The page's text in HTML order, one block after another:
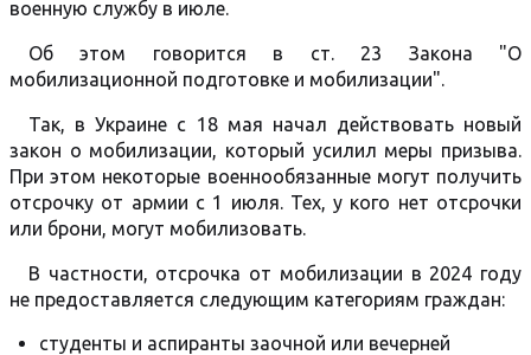
военную службу в июле.
Об этом говорится в ст. 23 Закона "О
мобилизационной подготовке и мобилизации".
Так, в Украине с 18 мая начал действовать новый
закон о мобилизации, который усилил меры призыва.
При этом некоторые военнообязанные могут получить
отсрочку от армии с 1 июля. Тех, у кого нет отсрочки
или брони, могут мобилизовать.
В частности, отсрочка от мобилизации в 2024 году
не предоставляется следующим категориям граждан:
студенты и аспиранты заочной или вечерней